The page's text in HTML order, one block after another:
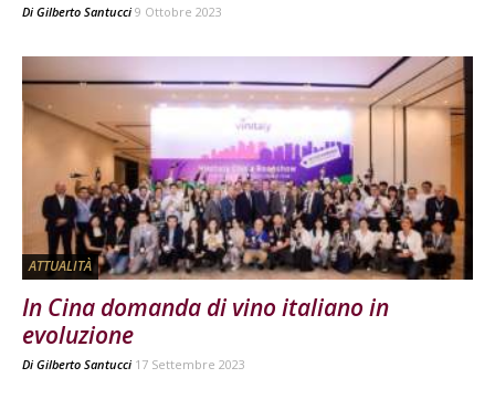
Di Gilberto Santucci 9 Ottobre 2023
ATTUALITÀ
In Cina domanda di vino italiano in
evoluzione
Di Gilberto Santucci 17 Settembre 2023